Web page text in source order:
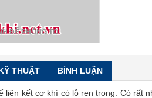
ĐỂ PHÓNG TO
THUẬT BÌNH LUẬN
liên kết cơ khí có lỗ ren trong. Có rất